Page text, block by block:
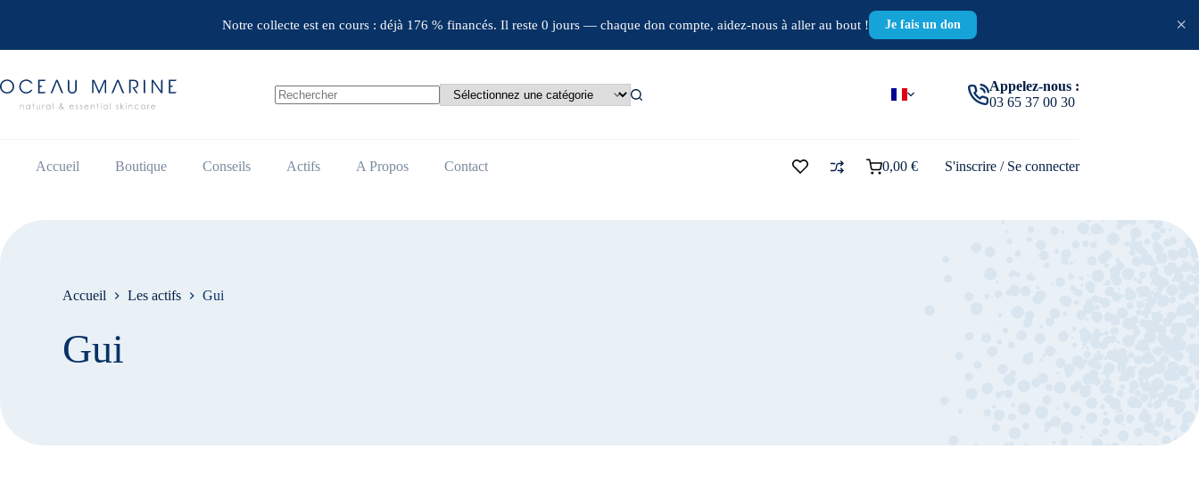
Notre collecte est en cours : déjà 176 % financés. Il reste 0 jours — chaque don compte, aidez-nous à aller au bout ! Je fais un don ×
Appelez-nous :
03 65 37 00 30
Accueil Boutique Conseils Actifs A Propos Contact
Panier
0,00 € S'inscrire / Se connecter
Accueil Les actifs Gui
Gui